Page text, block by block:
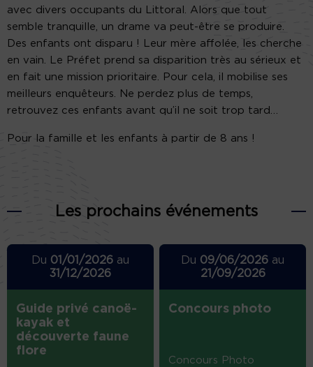
avec divers occupants du Littoral. Alors que tout
semble tranquille, un drame va peut-être se produire.
Des enfants ont disparu ! Leur mère affolée, les cherche
en vain. Le Préfet prend sa disparition très au sérieux et
en fait une mission prioritaire. Pour cela, il mobilise ses
meilleurs enquêteurs. Ne perdez plus de temps,
retrouvez ces enfants avant qu’il ne soit trop tard…
Pour la famille et les enfants à partir de 8 ans !
Les prochains événements
Du 01/01/2026au
31/12/2026
Guide privé canoë-
kayak et
découverte faune
flore
Du 09/06/2026 au
21/09/2026
Concours photo
Concours Photo